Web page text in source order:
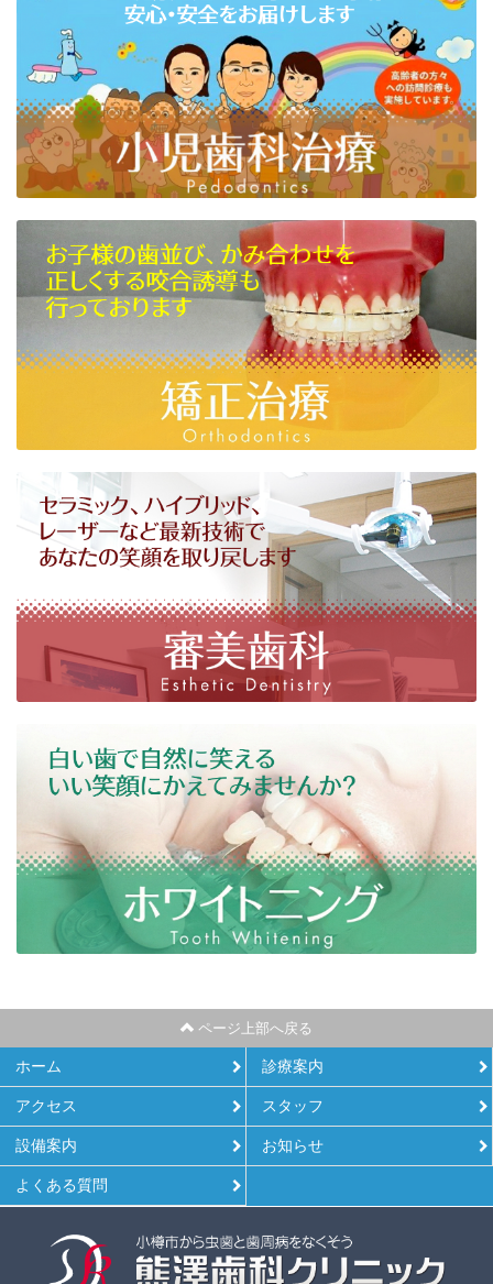
ページ上部へ戻る
ホーム 診療案内
アクセス スタッフ
設備案内 お知らせ
よくある質問